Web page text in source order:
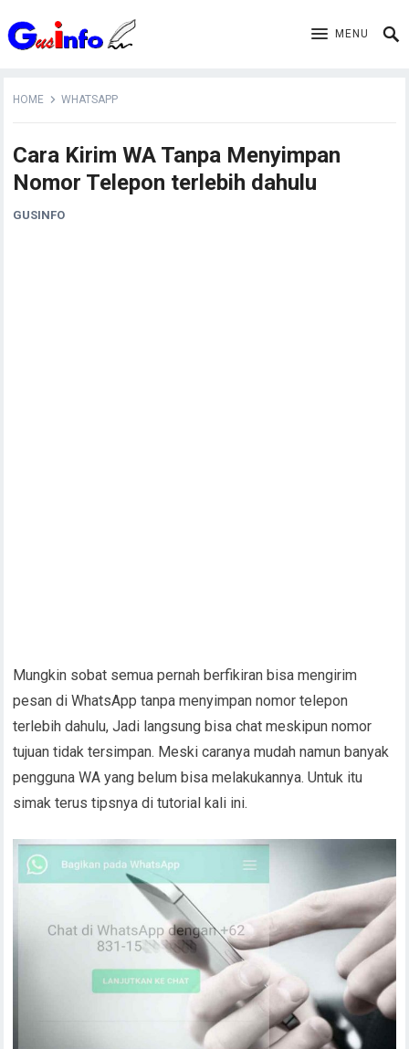
MENU
HOME WHATSAPP
Cara Kirim WA Tanpa Menyimpan
Nomor Telepon terlebih dahulu
GUSINFO
Mungkin sobat semua pernah berfikiran bisa mengirim
pesan di WhatsApp tanpa menyimpan nomor telepon
terlebih dahulu, Jadi langsung bisa chat meskipun nomor
tujuan tidak tersimpan. Meski caranya mudah namun banyak
pengguna WA yang belum bisa melakukannya. Untuk itu
simak terus tipsnya di tutorial kali ini.